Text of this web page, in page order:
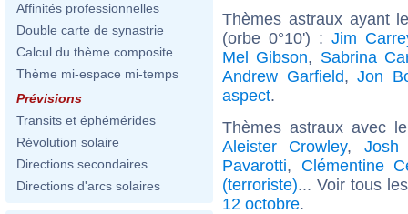
Affinités professionnelles
Double carte de synastrie
Calcul du thème composite
Thème mi-espace mi-temps
Prévisions
Transits et éphémérides
Révolution solaire
Directions secondaires
Directions d'arcs solaires
Thèmes astraux ayant
(orbe 0°10') : Jim
Mel Gibson, Sabrina
Andrew Garfield,Jon
aspect.
Thèmes astraux avec
Aleister Crowley, Josh
Pavarotti, Clémentine
(terroriste)... Voir tous
12 octobre.